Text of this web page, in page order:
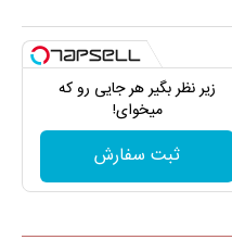
زیر نظر بگیر هر جایی رو که
میخوای!
ثبت سفارش